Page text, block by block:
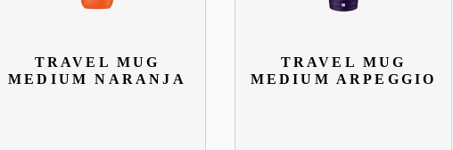
TRAVEL MUG
MEDIUM NARANJA
TRAVEL MUG
MEDIUM ARPEGGIO